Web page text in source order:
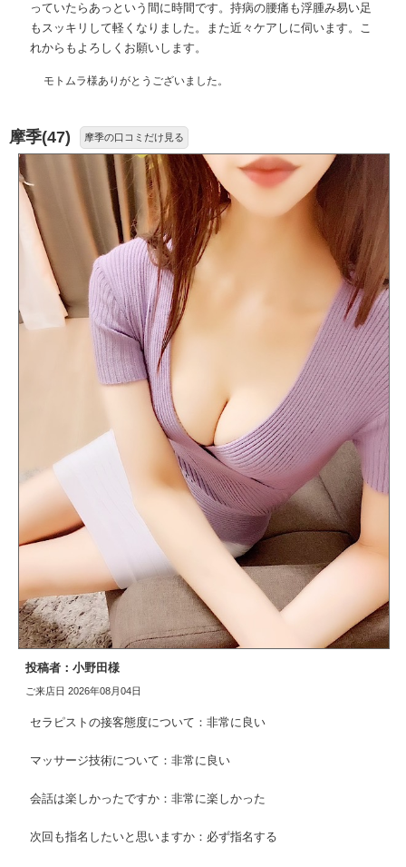
っていたらあっという間に時間です。持病の腰痛も浮腫み易い足
もスッキリして軽くなりました。また近々ケアしに伺います。こ
れからもよろしくお願いします。
モトムラ様ありがとうございました。
摩季(47) 摩季の口コミだけ見る
投稿者：小野田様
ご来店日 2026年08月04日
セラピストの接客態度について：非常に良い
マッサージ技術について：非常に良い
会話は楽しかったですか：非常に楽しかった
次回も指名したいと思いますか：必ず指名する